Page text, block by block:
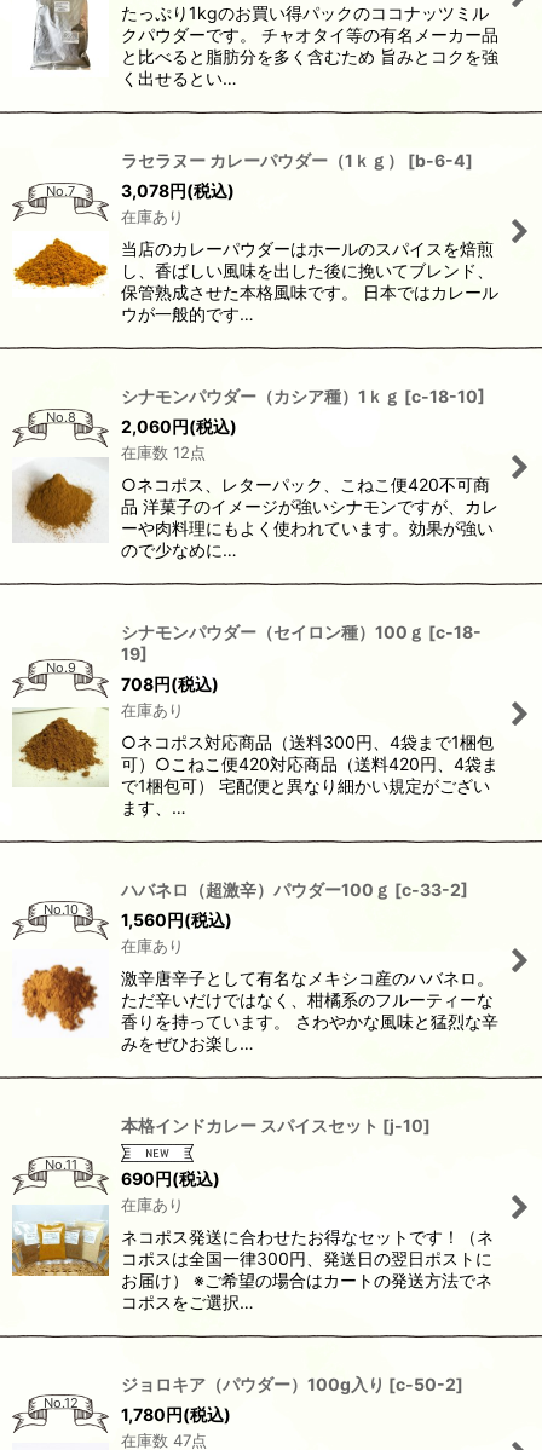
たっぷり1kgのお買い得パックのココナッツミル
クパウダーです。 チャオタイ等の有名メーカー品
と比べると脂肪分を多く含むため 旨みとコクを強
く出せるとい…
No.7
ラセラヌー カレーパウダー（1ｋｇ） [b-6-4]
3,078円(税込)
在庫あり
当店のカレーパウダーはホールのスパイスを焙煎
し、香ばしい風味を出した後に挽いてブレンド、
保管熟成させた本格風味です。 日本ではカレール
ウが一般的です…
No.8
シナモンパウダー（カシア種）1ｋｇ [c-18-10]
2,060円(税込)
在庫数 12点
○ネコポス、レターパック、こねこ便420不可商
品 洋菓子のイメージが強いシナモンですが、カレ
ーや肉料理にもよく使われています。効果が強い
ので少なめに…
No.9
シナモンパウダー（セイロン種）100ｇ [c-18-
19]
708円(税込)
在庫あり
○ネコポス対応商品（送料300円、4袋まで1梱包
可）○こねこ便420対応商品（送料420円、4袋ま
で1梱包可） 宅配便と異なり細かい規定がござい
ます、…
No.10
ハバネロ（超激辛）パウダー100ｇ [c-33-2]
1,560円(税込)
在庫あり
激辛唐辛子として有名なメキシコ産のハバネロ。
ただ辛いだけではなく、柑橘系のフルーティーな
香りを持っています。 さわやかな風味と猛烈な辛
みをぜひお楽し…
No.11
本格インドカレー スパイスセット [j-10]
690円(税込)
在庫あり
ネコポス発送に合わせたお得なセットです！（ネ
コポスは全国一律300円、発送日の翌日ポストに
お届け） ※ご希望の場合はカートの発送方法でネ
コポスをご選択…
No.12
ジョロキア（パウダー）100g入り [c-50-2]
1,780円(税込)
在庫数 47点